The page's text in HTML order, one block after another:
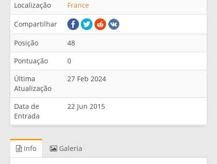
Localização France
Compartilhar
Posição
48
Pontuação
0
Última
Atualização
27 Feb 2024
Data de
Entrada
22 Jun 2015
Info Galeria